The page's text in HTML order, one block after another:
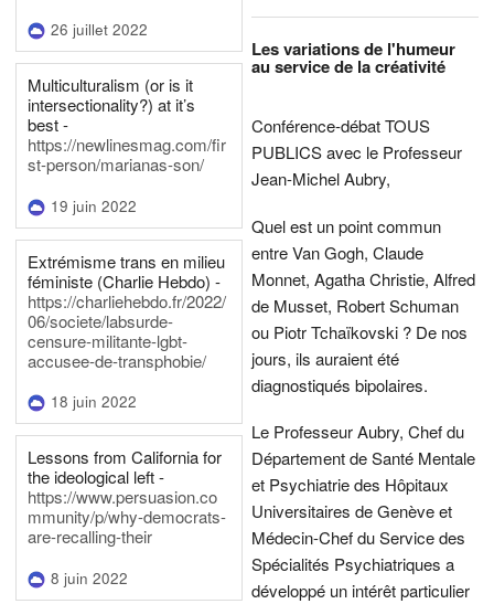
26 juillet 2022
Multiculturalism (or is it
intersectionality?) at it’s
best -
https://newlinesmag.com/fir
st-person/marianas-son/
19 juin 2022
Extrémisme trans en milieu
féministe (Charlie Hebdo) -
https://charliehebdo.fr/2022/
06/societe/labsurde-
censure-militante-lgbt-
accusee-de-transphobie/
18 juin 2022
Lessons from California for
the ideological left -
https://www.persuasion.co
mmunity/p/why-democrats-
are-recalling-their
8 juin 2022
Les variations de l'humeur
au service de la créativité
Conférence-débat TOUS
PUBLICS avec le Professeur
Jean-Michel Aubry,
Quel est un point commun
entre Van Gogh, Claude
Monnet, Agatha Christie, Alfred
de Musset, Robert Schuman
ou Piotr Tchaïkovski ? De nos
jours, ils auraient été
diagnostiqués bipolaires.
Le Professeur Aubry, Chef du
Département de Santé Mentale
et Psychiatrie des Hôpitaux
Universitaires de Genève et
Médecin-Chef du Service des
Spécialités Psychiatriques a
développé un intérêt particulier